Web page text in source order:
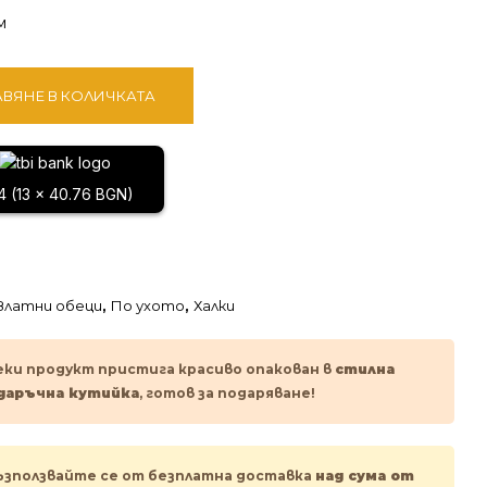
В КОЛИЧКАТА
(13 x 40.76 BGN)
обеци, По ухото, Халки
продукт пристига красиво опакован в стилна
кутийка, готов за подаряване!
се от безплатна доставка над сума от